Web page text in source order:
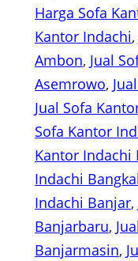
Harga Sofa
Kantor Indachi,
Ambon, Jual
Asemrowo,
Jual Sofa
Sofa Kantor
Kantor Indachi
Indachi
Indachi Banjar,
Banjarbaru,
Banjarmasin,